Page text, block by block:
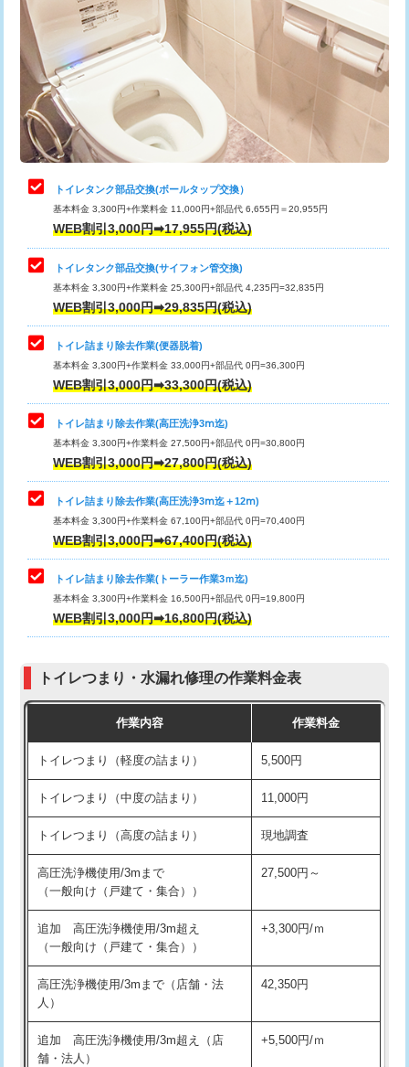
トイレタンク部品交換(ボールタップ交換）
基本料金 3,300円+作業料金 11,000円+部品代 6,655円＝20,955円
WEB割引3,000円➡17,955円(税込)
トイレタンク部品交換(サイフォン管交換)
基本料金 3,300円+作業料金 25,300円+部品代 4,235円=32,835円
WEB割引3,000円➡29,835円(税込)
トイレ詰まり除去作業(便器脱着)
基本料金 3,300円+作業料金 33,000円+部品代 0円=36,300円
WEB割引3,000円➡33,300円(税込)
トイレ詰まり除去作業(高圧洗浄3ⅿ迄)
基本料金 3,300円+作業料金 27,500円+部品代 0円=30,800円
WEB割引3,000円➡27,800円(税込)
トイレ詰まり除去作業(高圧洗浄3ⅿ迄＋12ⅿ)
基本料金 3,300円+作業料金 67,100円+部品代 0円=70,400円
WEB割引3,000円➡67,400円(税込)
トイレ詰まり除去作業(トーラー作業3ｍ迄)
基本料金 3,300円+作業料金 16,500円+部品代 0円=19,800円
WEB割引3,000円➡16,800円(税込)
トイレつまり・水漏れ修理の作業料金表
作業内容 作業料金
トイレつまり（軽度の詰まり） 5,500円
トイレつまり（中度の詰まり） 11,000円
トイレつまり（高度の詰まり） 現地調査
高圧洗浄機使用/3mまで
（一般向け（戸建て・集合））
27,500円～
追加 高圧洗浄機使用/3m超え
（一般向け（戸建て・集合））
+3,300円/ｍ
高圧洗浄機使用/3mまで（店舗・法
人）
42,350円
追加 高圧洗浄機使用/3m超え（店
舗・法人）
+5,500円/ｍ